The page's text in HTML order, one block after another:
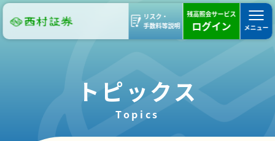
リスク・
手数料等説明
残高照会サービス
ログイン メニュー
トピックス
Topics